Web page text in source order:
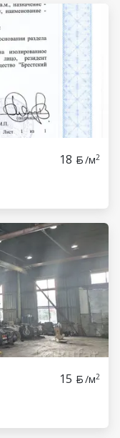
18 /м2
15 /м2